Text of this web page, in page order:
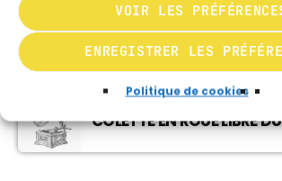
VOIR LES
ENREGISTRER LES
Politique de cookies
MUSIQUE